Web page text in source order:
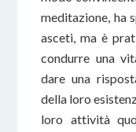
meditazione, ha
asceti, ma è
condurre una
dare una
della loro
loro attività